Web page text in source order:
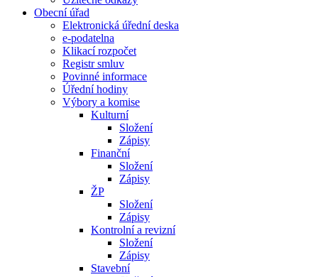
Obecní úřad
Elektronická úřední deska
e-podatelna
Klikací rozpočet
Registr smluv
Povinné informace
Úřední hodiny
Výbory a komise
Kulturní
Složení
Zápisy
Finanční
Složení
Zápisy
ŽP
Složení
Zápisy
Kontrolní a revizní
Složení
Zápisy
Stavební